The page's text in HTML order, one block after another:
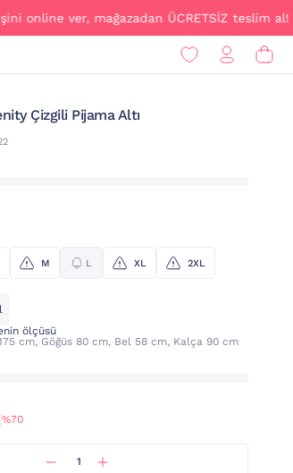
ver, mağazadan ÜCRETSİZ teslim al!
Çizgili Pijama Altı
M L XL 2XL
ölçüsü
cm, Göğüs 80 cm, Bel 58 cm, Kalça 90 cm
%70